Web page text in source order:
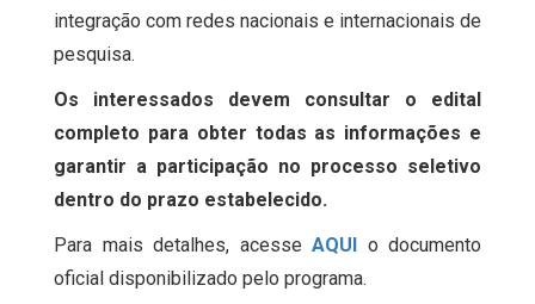
integração com redes nacionais e internacionais de
pesquisa.
Os interessados devem consultar o edital
completo para obter todas as informações e
garantir a participação no processo seletivo
dentro do prazo estabelecido.
Para mais detalhes, acesse AQUI
o documento
oficial disponibilizado pelo programa.